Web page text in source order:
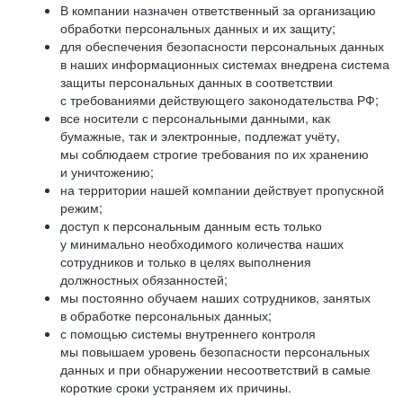
В компании назначен ответственный за организацию
обработки персональных данных и их защиту;
для обеспечения безопасности персональных данных
в наших информационных системах внедрена система
защиты персональных данных в соответствии
с требованиями действующего законодательства РФ;
все носители с персональными данными, как
бумажные, так и электронные, подлежат учёту,
мы соблюдаем строгие требования по их хранению
и уничтожению;
на территории нашей компании действует пропускной
режим;
доступ к персональным данным есть только
у минимально необходимого количества наших
сотрудников и только в целях выполнения
должностных обязанностей;
мы постоянно обучаем наших сотрудников, занятых
в обработке персональных данных;
с помощью системы внутреннего контроля
мы повышаем уровень безопасности персональных
данных и при обнаружении несоответствий в самые
короткие сроки устраняем их причины.